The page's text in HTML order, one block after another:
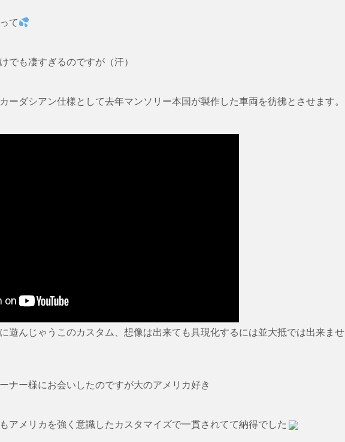
て
でも凄すぎるのですが（汗）
ーダシアン仕様として去年マンソリー本国が製作した車両を彷彿とさせます。
遊んじゃうこのカスタム、想像は出来ても具現化するには並大抵では出来ませ
ナー様にお会いしたのですが大のアメリカ好き
アメリカを強く意識したカスタマイズで一貫されてて納得でした